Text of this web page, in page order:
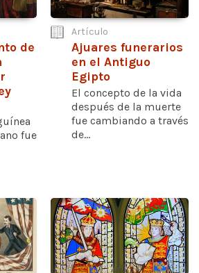
de
fue
Artículo
Ajuares funerarios
en el Antiguo
Egipto
El concepto de la vida
después de la muerte
fue cambiando a través
de...